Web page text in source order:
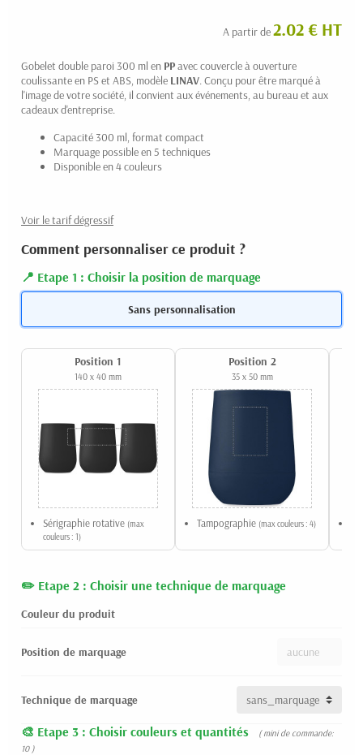
A partir de2.02 € HT
Gobelet double paroi 300 ml en PPavec couvercle à ouverture
coulissante en PS et ABS, modèle LINAV . Conçu pour être marqué à
l'image de votre société, il convient aux événements, au bureau et aux
cadeaux d'entreprise.
Capacité 300 ml, format compact
Marquage possible en 5 techniques
Disponible en 4 couleurs
Voir le tarif dégressif
Comment personnaliser ce produit ?
Etape 1 : Choisir la position de marquage
Sans personnalisation
Position 1
140 x 40 mm
Sérigraphie rotative (max
couleurs : 1)
Position 2
35 x 50 mm
Tampographie (max couleurs : 4)
Etape 2 : Choisir une technique de marquage
Couleur du produit
Position de marquage
Technique de marquage
Etape 3 : Choisir couleurs et quantités
( mini de commande:
10 )